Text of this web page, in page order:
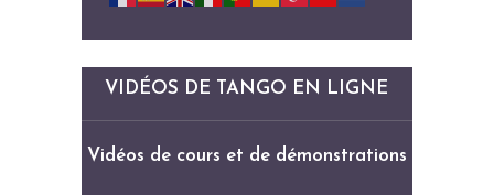
VIDÉOS DE TANGO EN LIGNE
Vidéos de cours et de démonstrations